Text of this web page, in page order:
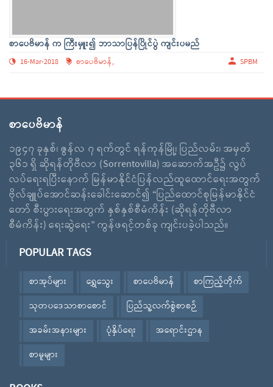
စာပေဗိမာန် က ကြီးမှူး၍ ဘာသာပြန်ပြိုင်ပွဲ ကျင်းပမည်
16-Mar-2018 စာပေဗိမာန်, SPBM
စာပေဗိမာန်
၁၉၄၇ ခုနှစ်၊ ဇွန်လ ၇ ရက်တွင် ရန်ကုန်မြို့၊ ပြည်လမ်း၊ အမှတ်
၃၆၁ ရှိ ဆိုရန်တိုဗီလာ (Sorrentovilla) အဆောက်အဦ၌ လွပ်
လပ်ရေးရပြီးနောက် မြန်မာနိုင်ငံပြန်လည်ထူထောင်ရေးအတွက်
ဗိုလ်ချူပ်အောင်ဆန်းခေါင်းဆောင်၍ “ပြည်ထောင်စုမြန်မာနိုင်ငံ
တော် စီးပွားရေးအတွက် နှစ်နှစ်စီမံကိန်း (ဆိုရန်တိုဗီလာ
စီမံကိန်း) ရေးဆွဲရေး” ကွန်ဖရင့်တစ်ခု ကျင်းပခဲ့ပါသည်။
POPULAR TAGS
စာအုပ်များ ရွှေသွေး စာပေဗိမာန်
စာကြည့်တိုက်
သုတပဒေသာစာစောင်
ပြည်သူ့လက်စွဲစာစဉ်
အခမ်းအနားများ
ပုံနှိပ်ရေး
အရောင်းဌာန
စာမူများ